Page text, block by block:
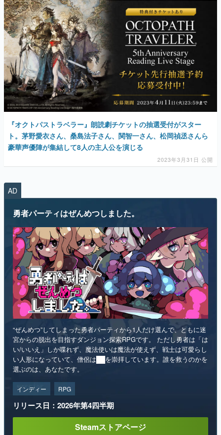
アプリレビュー
その他
電ファミニコゲーマーとは？
運営：株式会社マレ
『オクトパストラベラー』朗読劇チケットの抽選受付がスター
ト。茅野愛衣さん、桑島法子さん、関智一さん、松岡禎丞さんら
豪華声優陣が集結して8人の主人公を演じる
2023年3月31日 公開
AD
“ぜんめつ”してしまった勇者パーティから1人だけ選んで、ともに迷
宮からの脱出を目指すダンジョン探索RPGです。 ただし勇者は「は
い/いいえ」しか喋れず、魔法使いは魔法が使えず、戦士は可愛らし
い人形になっていて、僧侶は██を崇拝しています。誰を救うのかを
選ぶのは、あなたです。
インディー RPG
リリース日：2026年第4四半期